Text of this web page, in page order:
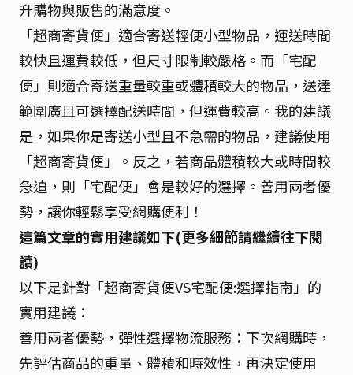
升購物與販售的滿意度。
「超商寄貨便」適合寄送輕便小型物品，運送時間
較快且運費較低，但尺寸限制較嚴格。而「宅配
便」則適合寄送重量較重或體積較大的物品，送達
範圍廣且可選擇配送時間，但運費較高。我的建議
是，如果你是寄送小型且不急需的物品，建議使用
「超商寄貨便」。反之，若商品體積較大或時間較
急迫，則「宅配便」會是較好的選擇。善用兩者優
勢，讓你輕鬆享受網購便利！
這篇文章的實用建議如下(更多細節請繼續往下閱
讀)
以下是針對「超商寄貨便VS宅配便:選擇指南」的
實用建議：
善用兩者優勢，彈性選擇物流服務：下次網購時，
先評估商品的重量、體積和時效性，再決定使用